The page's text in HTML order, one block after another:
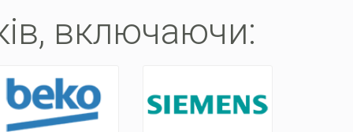
включаючи: